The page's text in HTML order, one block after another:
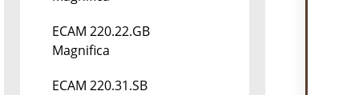
ECAM 220.22.GB
Magnifica
ECAM 220.31.SB